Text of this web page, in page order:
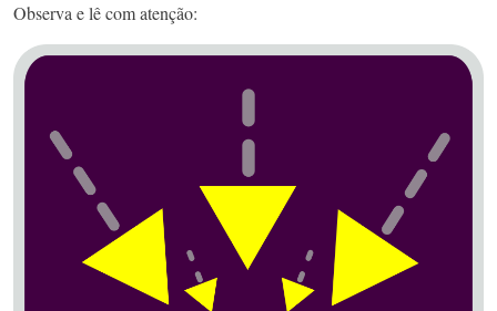
Observa e lê com atenção: